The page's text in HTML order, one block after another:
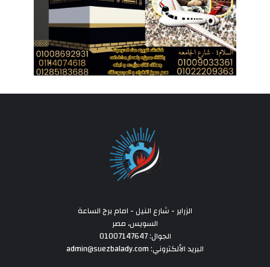
الزراير - شارع النيل - امام برج الساعة
السويس، مصر
الجوال: 01007147647
البريد الألكتروني: admin@suezbalady.com